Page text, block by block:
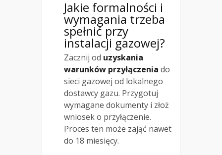
Jakie formalności i
wymagania trzeba
spełnić przy
instalacji gazowej?
Zacznij od uzyskania
warunków przyłączenia do
sieci gazowej od lokalnego
dostawcy gazu. Przygotuj
wymagane dokumenty i złoż
wniosek o przyłączenie.
Proces ten może zająć nawet
do 18 miesięcy.